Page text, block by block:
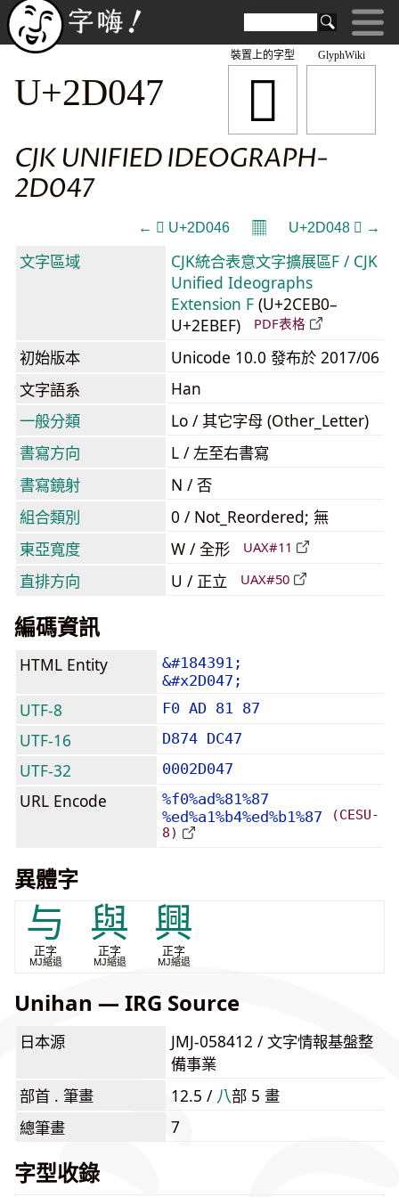
GlyphWiki
𭁇
裝置上的字型
U+2D047
CJK UNIFIED IDEOGRAPH-
2D047
← 𭁆 U+2D046 𝄜 U+2D048 𭁈 →
文字區域
CJK統合表意文字擴展區F / CJK
Unified Ideographs
Extension F (U+2CEB0–
U+2EBEF)
PDF表格
初始版本
Unicode 10.0 發布於 2017/06
文字語系
Han
一般分類
Lo / 其它字母 (Other_Letter)
書寫方向
L / 左至右書寫
書寫鏡射
N / 否
組合類別
0 / Not_Reordered; 無
東亞寬度
W / 全形 UAX#11
直排方向 U / 正立 UAX#50
編碼資訊
HTML Entity
&#184391;
&#x2D047;
UTF-8 F0 AD 81 87
UTF-16 D874 DC47
UTF-32 0002D047
URL Encode
%f0%ad%81%87
%ed%a1%b4%ed%b1%87
(CESU-
8)
異體字
与
正字
MJ縮退
與
正字
MJ縮退
興
正字
MJ縮退
Unihan — IRG Source
日本源
JMJ-058412 / 文字情報基盤整
備事業
部首 . 筆畫
12.5 / ⼋部 5 畫
總筆畫
7
字型收錄